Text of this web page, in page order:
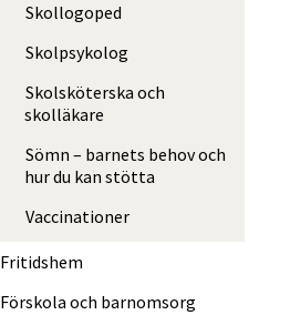
Skollogoped
Skolpsykolog
Skolsköterska och
skolläkare
Sömn – barnets behov och
hur du kan stötta
Vaccinationer
Fritidshem
Förskola och barnomsorg